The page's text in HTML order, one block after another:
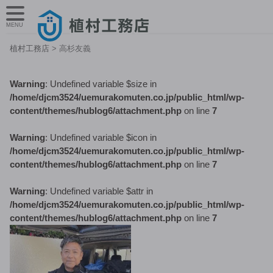
植村工務店 > 高杉友義
Warning: Undefined variable $size in
/home/djcm3524/uemurakomuten.co.jp/public_html/wp-
content/themes/hublog6/attachment.php on line 7
Warning: Undefined variable $icon in
/home/djcm3524/uemurakomuten.co.jp/public_html/wp-
content/themes/hublog6/attachment.php on line 7
Warning: Undefined variable $attr in
/home/djcm3524/uemurakomuten.co.jp/public_html/wp-
content/themes/hublog6/attachment.php on line 7
MENU